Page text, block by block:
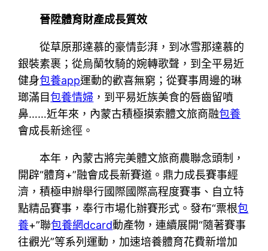
晉陞體育財產成長質效
從草原那達慕的豪情彭湃，到冰雪那達慕的
銀裝素裹；從烏蘭牧騎的婉轉歌聲，到全平易近
健身包養app運動的歡喜無窮；從賽事周邊的琳
瑯滿目包養情婦 ，到平易近族美食的唇齒留噴
鼻……近年來，內蒙古積極摸索體文旅商融包養
會成長新途徑。
本年，內蒙古將完美體文旅商農聯念頭制，
開辟“體育+”融會成長新賽道。鼎力成長賽事經
濟，積極申辦舉行國際國際高程度賽事、自立特
點精品賽事，奉行市場化辦賽形式。發布“票根包
養+”聯包養網dcard動產物，連續展開“隨著賽事
往觀光”等系列運動，加速培養體育花費新增加